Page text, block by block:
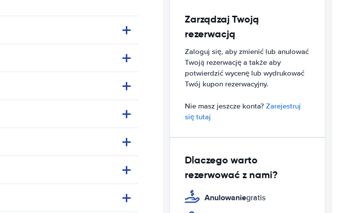
Zarządzaj Twoją
rezerwacją
Zaloguj się, aby zmienić lub anulować
Twoją rezerwację a także aby
potwierdzić wycenę lub wydrukować
Twój kupon rezerwacyjny.
Nie masz jeszcze konta? Zarejestruj
się tutaj
Dlaczego warto
rezerwować z nami?
Anulowaniegratis